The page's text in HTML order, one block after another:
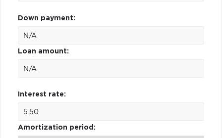
Down payment:
Loan amount:
Interest rate:
Amortization period: